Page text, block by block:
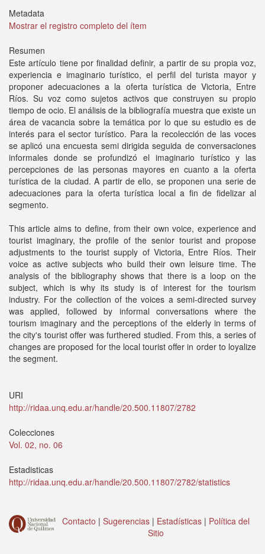
Metadata
Mostrar el registro completo del ítem
Resumen
Este artículo tiene por finalidad definir, a partir de su propia voz,
experiencia e imaginario turístico, el perfil del turista mayor y
proponer adecuaciones a la oferta turística de Victoria, Entre
Ríos. Su voz como sujetos activos que construyen su propio
tiempo de ocio. El análisis de la bibliografía muestra que existe un
área de vacancia sobre la temática por lo que su estudio es de
interés para el sector turístico. Para la recolección de las voces
se aplicó una encuesta semi dirigida seguida de conversaciones
informales donde se profundizó el imaginario turístico y las
percepciones de las personas mayores en cuanto a la oferta
turística de la ciudad. A partir de ello, se proponen una serie de
adecuaciones para la oferta turística local a fin de fidelizar al
segmento.
This article aims to define, from their own voice, experience and
tourist imaginary, the profile of the senior tourist and propose
adjustments to the tourist supply of Victoria, Entre Ríos. Their
voice as active subjects who build their own leisure time. The
analysis of the bibliography shows that there is a loop on the
subject, which is why its study is of interest for the tourism
industry. For the collection of the voices a semi-directed survey
was applied, followed by informal conversations where the
tourism imaginary and the perceptions of the elderly in terms of
the city's tourist offer was furthered studied. From this, a series of
changes are proposed for the local tourist offer in order to loyalize
the segment.
URI
http://ridaa.unq.edu.ar/handle/20.500.11807/2782
Colecciones
Vol. 02, no. 06
Estadisticas
http://ridaa.unq.edu.ar/handle/20.500.11807/2782/statistics
Contacto | Sugerencias | Estadísticas | Política del
Sitio